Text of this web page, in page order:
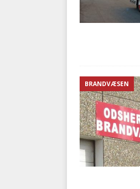
BRANDVÆSEN